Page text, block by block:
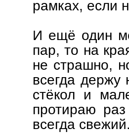
рамках, если
И ещё один
пар, то на
не страшно,
всегда держу
стёкол и
протираю
всегда